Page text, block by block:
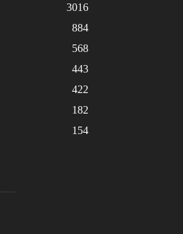
3016
884
568
443
422
182
154